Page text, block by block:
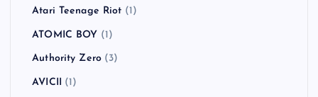
Atari Teenage Riot (1)
ATOMIC BOY (1)
Authority Zero (3)
AVICII (1)